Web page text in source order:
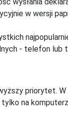
wysłania
w wersji
- telefon lub
priorytet.
na